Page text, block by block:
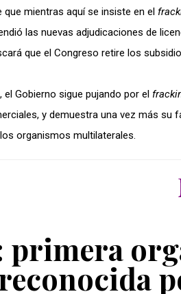
que mientras aquí se insiste en el
las nuevas adjudicaciones de
que el Congreso retire los
el Gobierno sigue pujando por el
y demuestra una vez más su
organismos multilaterales.
primera